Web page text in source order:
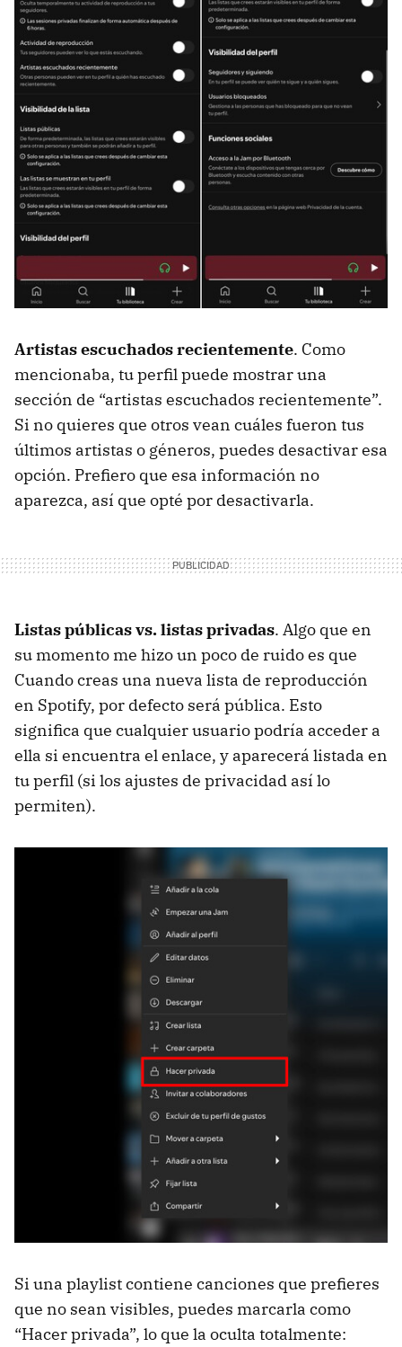
Artistas escuchados recientemente. Como
mencionaba, tu perfil puede mostrar una
sección de “artistas escuchados recientemente”.
Si no quieres que otros vean cuáles fueron tus
últimos artistas o géneros, puedes desactivar esa
opción. Prefiero que esa información no
aparezca, así que opté por desactivarla.
Listas públicas vs. listas privadas. Algo que en
su momento me hizo un poco de ruido es que
Cuando creas una nueva lista de reproducción
en Spotify, por defecto será pública. Esto
significa que cualquier usuario podría acceder a
ella si encuentra el enlace, y aparecerá listada en
tu perfil (si los ajustes de privacidad así lo
permiten).
Si una playlist contiene canciones que prefieres
que no sean visibles, puedes marcarla como
“Hacer privada”, lo que la oculta totalmente: